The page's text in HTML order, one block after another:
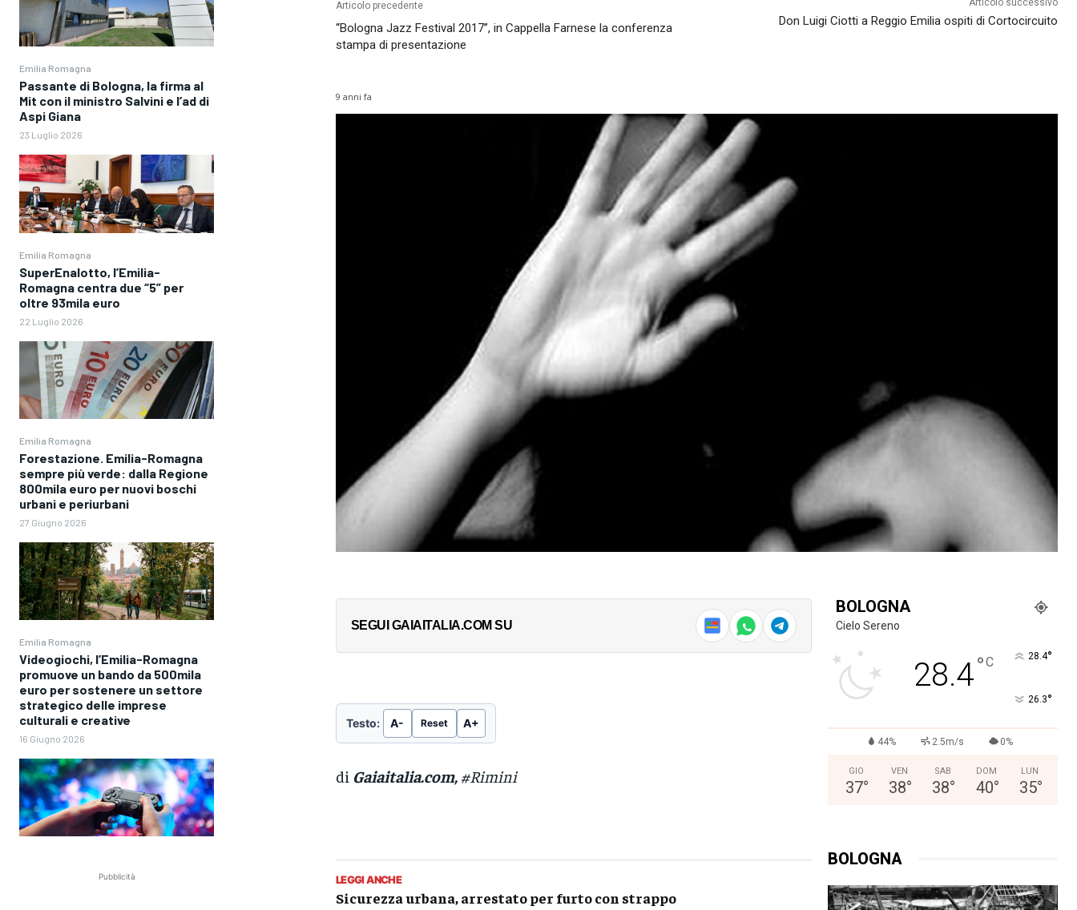
Emilia Romagna
Passante di Bologna, la firma al
Mit con il ministro Salvini e l’ad di
Aspi Giana
23 Luglio 2026
Emilia Romagna
SuperEnalotto, l’Emilia-
Romagna centra due “5” per
oltre 93mila euro
22 Luglio 2026
Emilia Romagna
Forestazione. Emilia-Romagna
sempre più verde: dalla Regione
800mila euro per nuovi boschi
urbani e periurbani
27 Giugno 2026
Emilia Romagna
Videogiochi, l’Emilia-Romagna
promuove un bando da 500mila
euro per sostenere un settore
strategico delle imprese
culturali e creative
16 Giugno 2026
Pubblicità
Articolo precedente
“Bologna Jazz Festival 2017”, in Cappella Farnese la conferenza
stampa di presentazione
Articolo successivo
Don Luigi Ciotti a Reggio Emilia ospiti di Cortocircuito
9 anni fa
SEGUI GAIAITALIA.COM SU
Testo: A- Reset A+
di Gaiaitalia.com,#Rimini
LEGGI ANCHE
Sicurezza urbana, arrestato per furto con strappo
BOLOGNA
Cielo Sereno
28.4°C 28.4°
26.3°
44% 2.5m/s 0%
GIO
37°
VEN
38°
SAB
38°
DOM
40°
LUN
35°
BOLOGNA